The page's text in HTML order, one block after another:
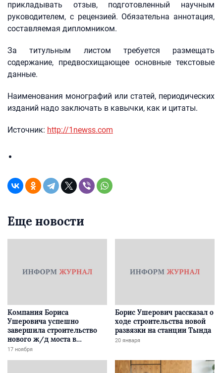
прикладывать отзыв, подготовленный научным
руководителем, с рецензией. Обязательна аннотация,
составляемая дипломником.
За титульным листом требуется размещать
содержание, предвосхищающее основные текстовые
данные.
Наименования монографий или статей, периодических
изданий надо заключать в кавычки, как и цитаты.
Источник: http://1newss.com
Еще новости
Компания Бориса
Ушеровича успешно
завершила строительство
нового ж/д моста в
Забайкалье
17 ноября
Борис Ушерович рассказал о
ходе строительства новой
развязки на станции Тында
20 января